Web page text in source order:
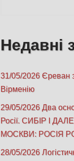
Недавні
31/05/2026 Єреван
Вірменію
29/05/2026 Два
Росії. СИБІР І
МОСКВИ: РОСІЯ
28/05/2026